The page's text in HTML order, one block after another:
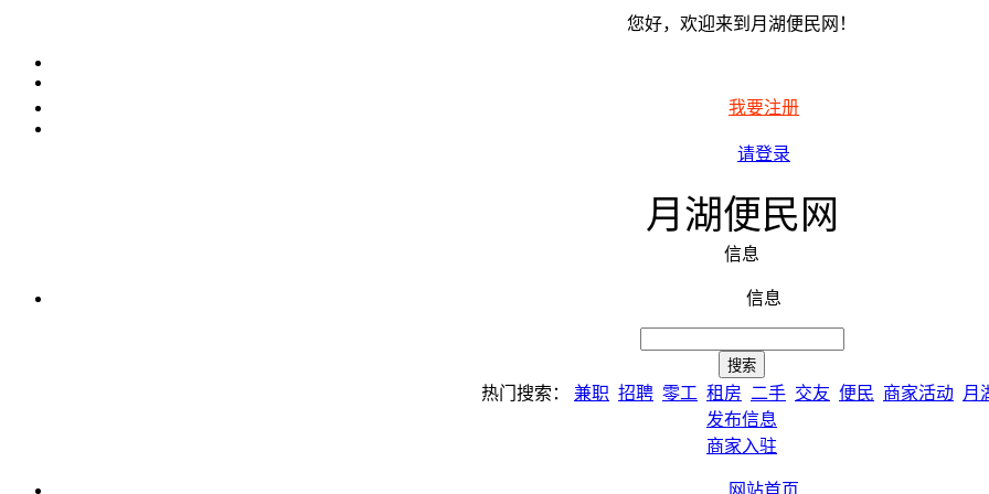
您好，欢迎来到月湖便民网！
我要注册
请登录
月湖便民网
信息
信息
热门搜索： 兼职 招聘 零工 租房 二手 交友 便民 商家活动 月
发布信息
商家入驻
网站首页